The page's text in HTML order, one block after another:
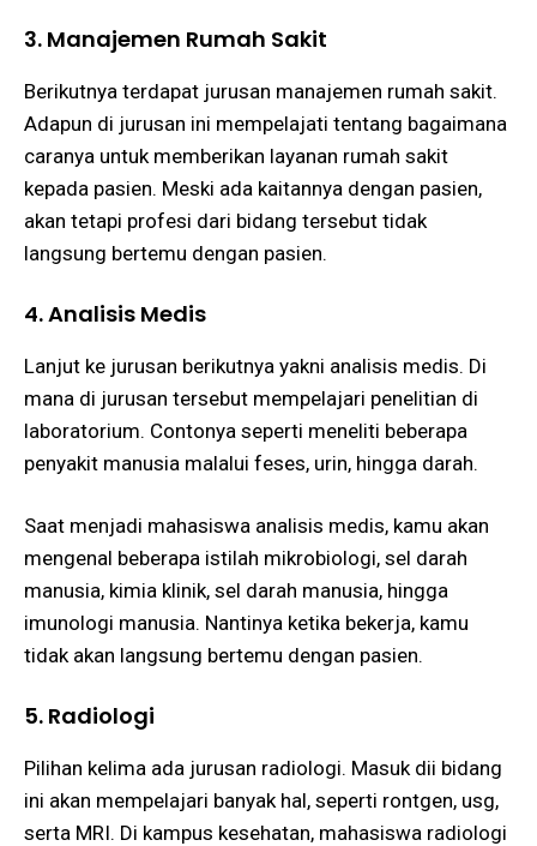
3. Manajemen Rumah Sakit
Berikutnya terdapat jurusan manajemen rumah sakit.
Adapun di jurusan ini mempelajati tentang bagaimana
caranya untuk memberikan layanan rumah sakit
kepada pasien. Meski ada kaitannya dengan pasien,
akan tetapi profesi dari bidang tersebut tidak
langsung bertemu dengan pasien.
4. Analisis Medis
Lanjut ke jurusan berikutnya yakni analisis medis. Di
mana di jurusan tersebut mempelajari penelitian di
laboratorium. Contonya seperti meneliti beberapa
penyakit manusia malalui feses, urin, hingga darah.
Saat menjadi mahasiswa analisis medis, kamu akan
mengenal beberapa istilah mikrobiologi, sel darah
manusia, kimia klinik, sel darah manusia, hingga
imunologi manusia. Nantinya ketika bekerja, kamu
tidak akan langsung bertemu dengan pasien.
5. Radiologi
Pilihan kelima ada jurusan radiologi. Masuk dii bidang
ini akan mempelajari banyak hal, seperti rontgen, usg,
serta MRI. Di kampus kesehatan, mahasiswa radiologi